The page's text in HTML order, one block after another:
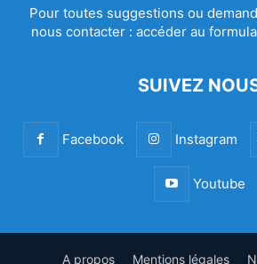
Pour toutes suggestions ou
nous contacter : accéder au
SUIVEZ
Facebook Instagram
Youtube
A propos Mentions légales